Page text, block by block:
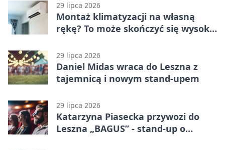
29 lipca 2026
Montaż klimatyzacji na własną
rękę? To może skończyć się wysoką
29 lipca 2026
Daniel Midas wraca do Leszna z
tajemnicą i nowym stand-upem
29 lipca 2026
Katarzyna Piasecka przywozi do
Leszna „BAGUS” - stand-up o